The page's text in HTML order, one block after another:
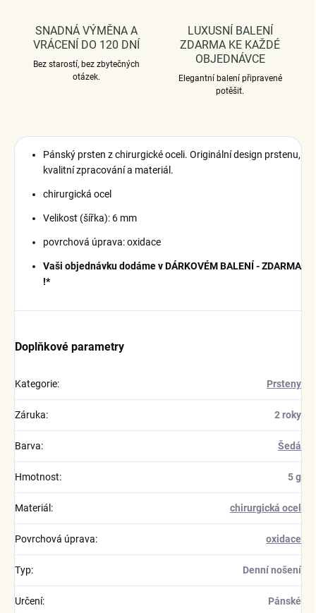
SNADNÁ VÝMĚNA A
VRÁCENÍ DO 120 DNÍ
Bez starostí, bez zbytečných
otázek.
LUXUSNÍ BALENÍ
ZDARMA KE KAŽDÉ
OBJEDNÁVCE
Elegantní balení připravené
potěšit.
Pánský prsten z chirurgické oceli. Originální design prstenu,
kvalitní zpracování a materiál.
chirurgická ocel
Velikost (šířka): 6 mm
povrchová úprava: oxidace
Vaši objednávku dodáme v DÁRKOVÉM BALENÍ - ZDARMA
!*
Doplňkové parametry
Kategorie: Prsteny
Záruka: 2 roky
Barva: Šedá
Hmotnost: 5 g
Materiál : chirurgická ocel
Povrchová úprava: oxidace
Typ: Denní nošení
Určení: Pánské